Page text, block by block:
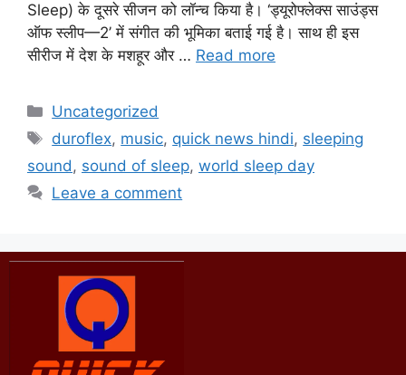
Sleep) के दूसरे सीजन को लॉन्‍च किया है। ‘ड्यूरोफ्लेक्स साउंड्स
ऑफ स्लीप—2’ में संगीत की भूमिका बताई गई है। साथ ही इस
सीरीज में देश के मशहूर और … Read more
Uncategorized
duroflex, music, quick news hindi, sleeping
sound, sound of sleep, world sleep day
Leave a comment